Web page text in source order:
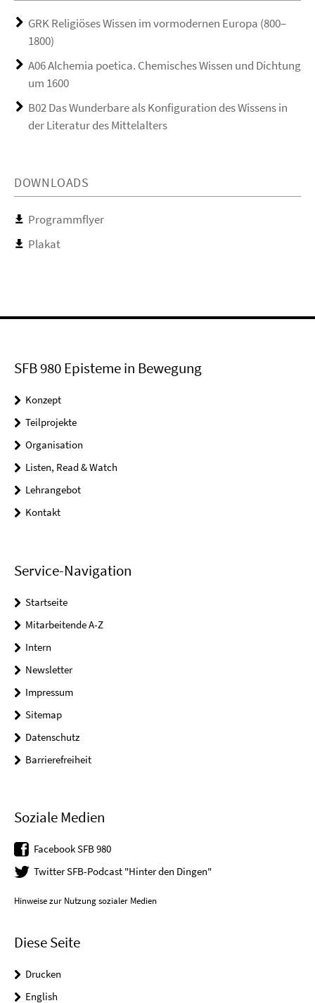
GRK Religiöses Wissen im vormodernen Europa (800–
1800)
A06 Alchemia poetica. Chemisches Wissen und Dichtung
um 1600
B02 Das Wunderbare als Konfiguration des Wissens in
der Literatur des Mittelalters
DOWNLOADS
Programmflyer
Plakat
SFB 980 Episteme in Bewegung
Konzept
Teilprojekte
Organisation
Listen, Read & Watch
Lehrangebot
Kontakt
Service-Navigation
Startseite
Mitarbeitende A-Z
Intern
Newsletter
Impressum
Sitemap
Datenschutz
Barrierefreiheit
Soziale Medien
Facebook SFB 980
Twitter SFB-Podcast "Hinter den Dingen"
Hinweise zur Nutzung sozialer Medien
Diese Seite
Drucken
English